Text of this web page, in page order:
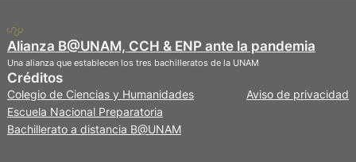
Alianza B@UNAM, CCH & ENP ante la pandemia
Una alianza que establecen los tres bachilleratos de la UNAM
Créditos
Colegio de Ciencias y Humanidades
Escuela Nacional Preparatoria
Bachillerato a distancia B@UNAM
Aviso de privacidad